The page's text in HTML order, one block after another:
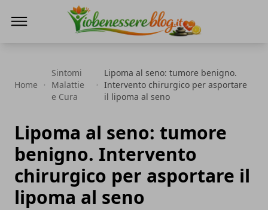
Home
Sintomi
Malattie
e Cura
Lipoma al seno: tumore benigno.
Intervento chirurgico per asportare
il lipoma al seno
Lipoma al seno: tumore
benigno. Intervento
chirurgico per asportare il
lipoma al seno